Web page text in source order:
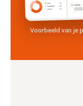
Voorbeeld van je